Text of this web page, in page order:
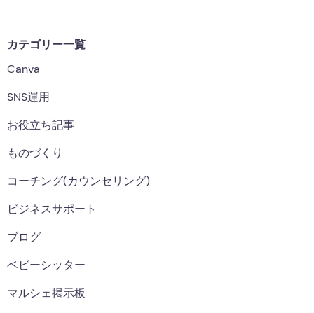
カテゴリー一覧
Canva
SNS運用
お役立ち記事
ものづくり
コーチング(カウンセリング)
ビジネスサポート
ブログ
ベビーシッター
マルシェ掲示板